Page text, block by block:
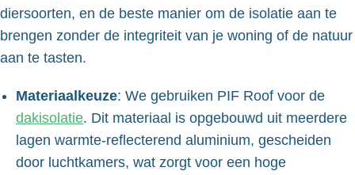
diersoorten, en de beste manier om de isolatie aan te
brengen zonder de integriteit van je woning of de natuur
aan te tasten.
Materiaalkeuze: We gebruiken PIF Roof voor de
dakisolatie. Dit materiaal is opgebouwd uit meerdere
lagen warmte-reflecterend aluminium, gescheiden
door luchtkamers, wat zorgt voor een hoge